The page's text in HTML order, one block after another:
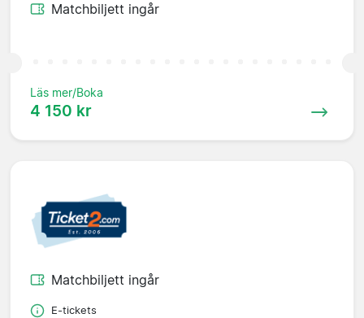
Matchbiljett ingår
Läs mer/Boka
4 150 kr
Matchbiljett ingår
E-tickets